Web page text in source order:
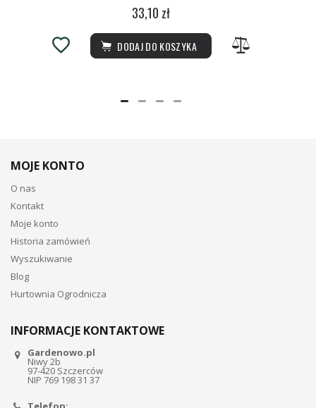
33,10 zł
DODAJ DO KOSZYKA
MOJE KONTO
O nas
Kontakt
Moje konto
Historia zamówień
Wyszukiwanie
Blog
Hurtownia Ogrodnicza
INFORMACJE KONTAKTOWE
Gardenowo.pl
Niwy 2b
97-420 Szczerców
NIP 769 198 31 37